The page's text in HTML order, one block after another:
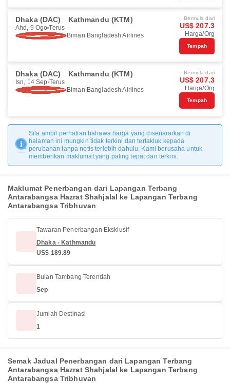
Dhaka (DAC) Kathmandu (KTM)
Ahd, 9 Ogo Terus
Biman Bangladesh Airlines
Bermula dari
US$ 207.3
Harga/Org
Tempah
Dhaka (DAC) Kathmandu (KTM)
Isn, 14 Sep Terus
Biman Bangladesh Airlines
Bermula dari
US$ 207.3
Harga/Org
Tempah
Sila ambil perhatian bahawa harga yang disenaraikan di
halaman ini mungkin tidak terkini dan tertakluk kepada
perubahan tanpa notis terlebih dahulu. Kami berusaha untuk
memberikan maklumat yang paling tepat dan terkini.
Maklumat Penerbangan dari Lapangan Terbang
Antarabangsa Hazrat Shahjalal ke Lapangan Terbang
Antarabangsa Tribhuvan
Tawaran Penerbangan Eksklusif
Dhaka - Kathmandu
US$ 189.89
Bulan Tambang Terendah
Sep
Jumlah Destinasi
1
Semak Jadual Penerbangan dari Lapangan Terbang
Antarabangsa Hazrat Shahjalal ke Lapangan Terbang
Antarabangsa Tribhuvan